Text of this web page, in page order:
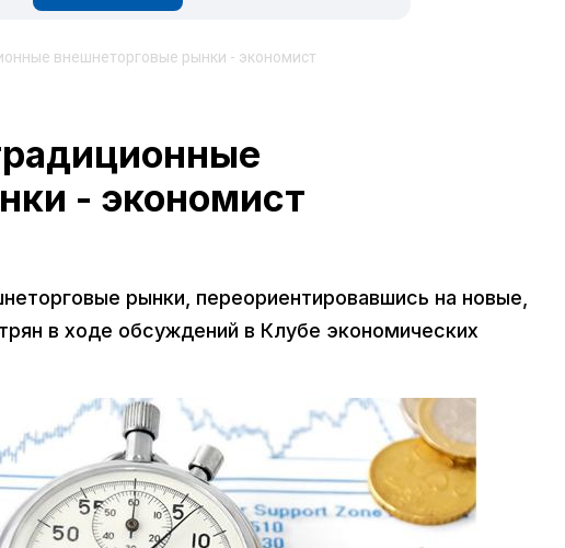
внешнеторговые рынки - экономист
- экономист
рынки, переориентировавшись на новые,
в ходе обсуждений в Клубе экономических